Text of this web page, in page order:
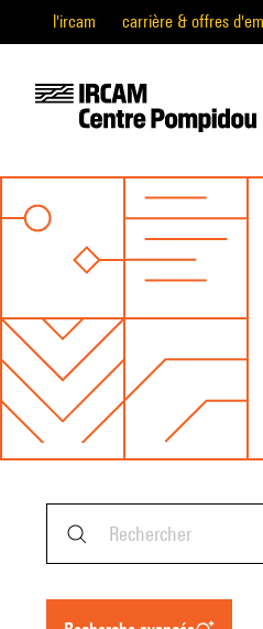
l'ircam carrière & offres